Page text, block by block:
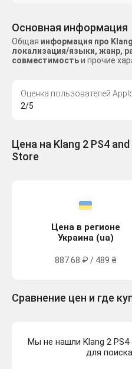
Основная информация
Общая информация про
локализация/языки, жанр,
совместимостьи прочие
Оценка пользователей
2/5
Цена на Klang 2 PS4
Store
Цена в регионе
Украина (ua)
887.68 ₽ / 489 ₴
Сравнение цен и где
Мы не нашли Klang 2 PS4
для